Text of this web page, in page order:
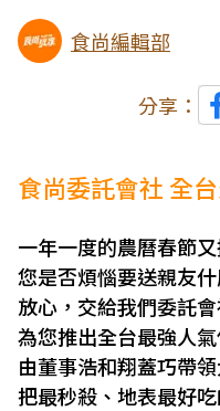
食尚編輯部
分享：
食尚委託會社 全
一年一度的農曆春節又
您是否煩惱要送親友
放心，交給我們委託
為您推出全台最強人氣
由董事浩和翔蓋巧帶
把最秒殺、地表最好